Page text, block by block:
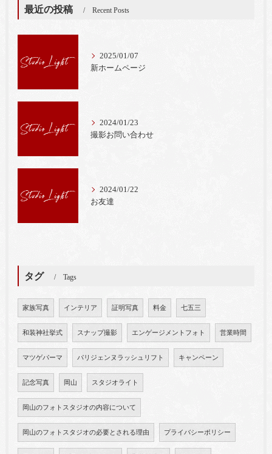
最近の投稿 Recent Posts
2025/01/07
新ホームページ
2024/01/23
撮影お問い合わせ
2024/01/22
お友達
タグ Tags
家族写真 インテリア 証明写真 料金 七五三
和装神社挙式 スナップ撮影 エンゲージメントフォト 営業時間
マツゲパーマ パリジェンヌラッシュリフト キャンペーン
記念写真 岡山 スタジオライト
岡山のフォトスタジオの内容について
岡山のフォトスタジオの必要とされる理由 プライバシーポリシー